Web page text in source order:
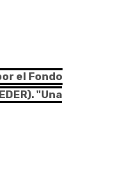
el Fondo
"Una